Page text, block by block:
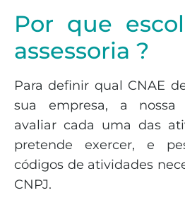
Por que
assessoria ?
Para definir qual CNAE
sua empresa, a nossa
avaliar cada uma das
pretende exercer, e
códigos de atividades
CNPJ.